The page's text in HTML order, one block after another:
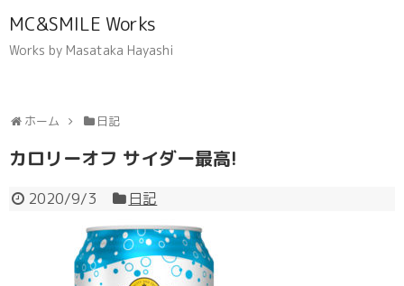
MC&SMILE Works
Works by Masataka Hayashi
ホーム 日記
カロリーオフ サイダー最高!
2020/9/3 日記